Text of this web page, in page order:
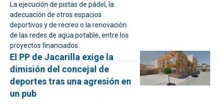
La ejecución de pistas de pádel, la
adecuación de otros espacios
deportivos y de recreo o la renovación
de las redes de agua potable, entre los
proyectos financiados.
El PP de Jacarilla exige la
dimisión del concejal de
deportes tras una agresión en
un pub